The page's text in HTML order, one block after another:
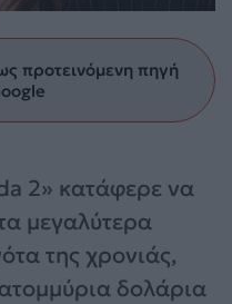
προτεινόμενη πηγή
2» κατάφερε να
μεγαλύτερα
της χρονιάς,
δολάρια